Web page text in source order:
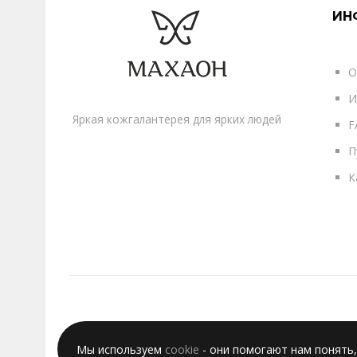
Яркая кожгалантерея для ярких людей
Мы используем cookie - они помогают нам